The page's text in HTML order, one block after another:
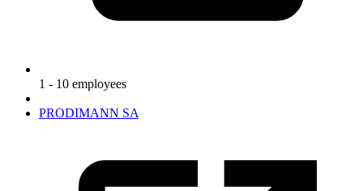
1 - 10 employees
PRODIMANN SA